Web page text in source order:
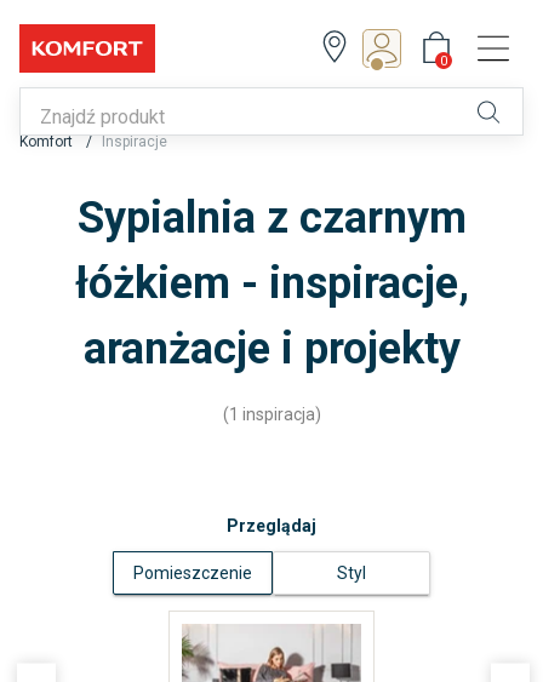
0
Komfort Inspiracje
Sypialnia z czarnym
łóżkiem - inspiracje,
aranżacje i projekty
(1 inspiracja)
Przeglądaj
Pomieszczenie Styl